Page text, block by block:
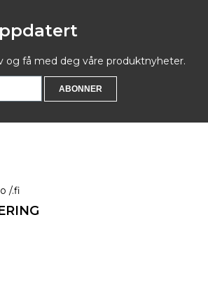
og få med deg våre produktnyheter.
/.fi